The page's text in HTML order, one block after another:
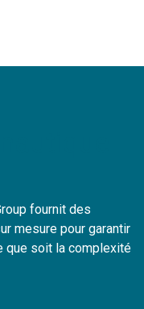
fournit des
mesure pour garantir
que soit la complexité